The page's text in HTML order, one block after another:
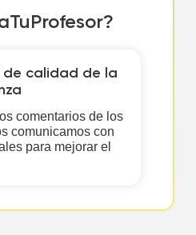
de calidad de la
comentarios de los
comunicamos con
para mejorar el